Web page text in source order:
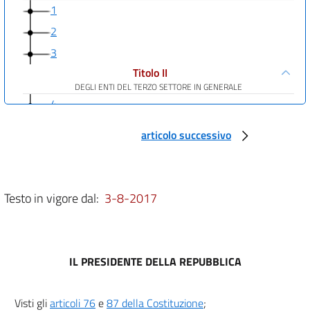
1
2
3
Titolo II
DEGLI ENTI DEL TERZO SETTORE IN GENERALE
4
8
13
articolo successivo
Testo in vigore dal: 3-8-2017
IL PRESIDENTE DELLA REPUBBLICA
Visti gliarticoli 76e87 della Costituzione;